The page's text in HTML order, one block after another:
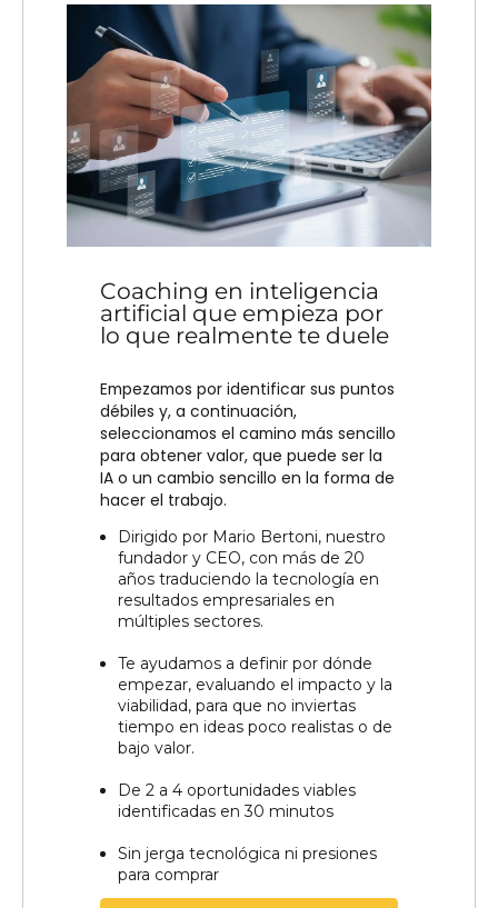
Coaching en inteligencia
artificial que empieza por
lo que realmente te duele
Empezamos por identificar sus puntos
débiles y, a continuación,
seleccionamos el camino más sencillo
para obtener valor, que puede ser la
IA o un cambio sencillo en la forma de
hacer el trabajo.
Dirigido por Mario Bertoni, nuestro
fundador y CEO, con más de 20
años traduciendo la tecnología en
resultados empresariales en
múltiples sectores.
Te ayudamos a definir por dónde
empezar, evaluando el impacto y la
viabilidad, para que no inviertas
tiempo en ideas poco realistas o de
bajo valor.
De 2 a 4 oportunidades viables
identificadas en 30 minutos
Sin jerga tecnológica ni presiones
para comprar